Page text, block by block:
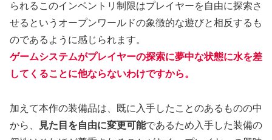
られるこのインベントリ制限はプレイヤーを自由に探索さ
せるというオープンワールドの象徴的な遊びと相反するも
のであるように感じられます。
ゲームシステムがプレイヤーの探索に夢中な状態に水を差
してくることに他ならないわけですから。
加えて本作の装備品は、既に入手したことのあるものの中
から、
見た目を自由に変更可能であるため入手した装備の